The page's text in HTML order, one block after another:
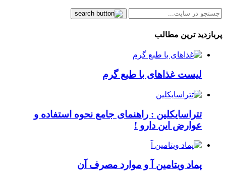
پربازدید ترین مطالب
لیست غذاهای با طبع گرم
تتراسایکلین : راهنمای جامع نحوه استفاده و
عوارض این دارو !
پماد ویتامین آ و موارد مصرف آن